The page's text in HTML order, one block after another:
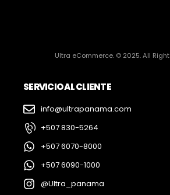
Ultra eCommerce. © 2025. All
SERVICIO AL CLIENTE
info@ultrapanama.com
+507 830-5264
+507 6070-8000
+507 6090-1000
@Ultra_panama